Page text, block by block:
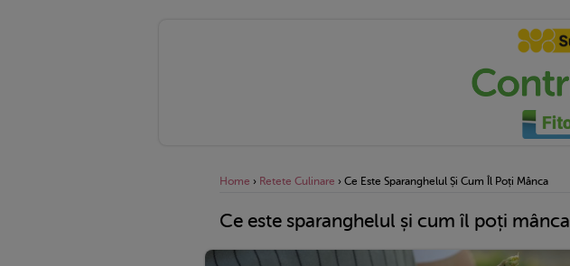
Home › Retete Culinare › Ce Este Sparanghelul Și Cum Îl Poți Mânca
Ce este sparanghelul și cum îl poți mânca